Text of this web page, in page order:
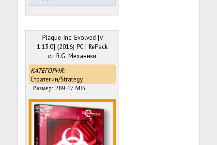
Plague Inc: Evolved [v
1.13.0] (2016) PC | RePack
от R.G. Механики
КАТЕГОРИЯ:
Стратегии/Strategy
Размер: 289.47 MB